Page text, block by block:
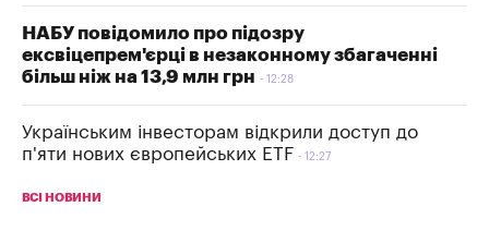
НАБУ повідомило про підозру
ексвіцепрем'єрці в незаконному збагаченні
більш ніж на 13,9 млн грн
12:28
Українським інвесторам відкрили доступ до
п'яти нових європейських ETF
12:27
ВСІ НОВИНИ